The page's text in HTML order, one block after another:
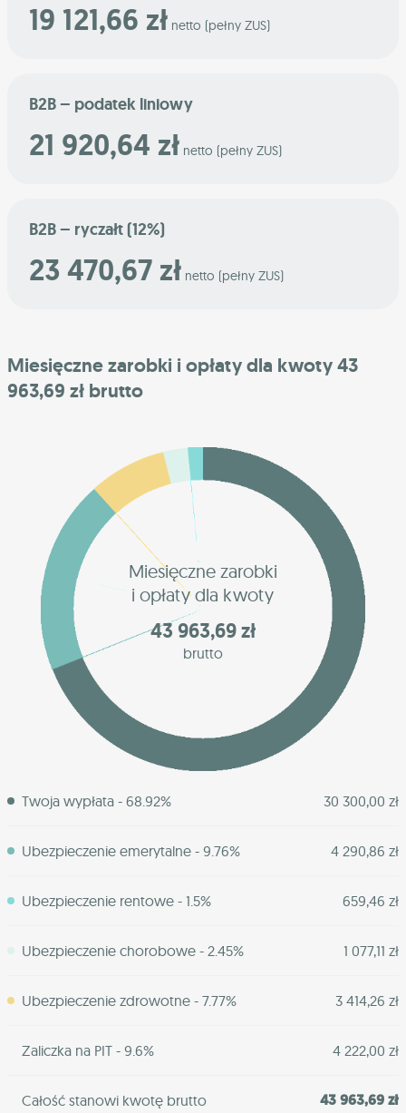
19 121,66 zł netto (pełny ZUS)
B2B – podatek liniowy
21 920,64 zł netto (pełny ZUS)
B2B – ryczałt (12%)
23 470,67 zł netto (pełny ZUS)
Miesięczne zarobki i opłaty dla kwoty 43
963,69 zł brutto
Miesięczne zarobki
i opłaty dla kwoty
43 963,69 zł
brutto
Twoja wypłata - 68.92% 30 300,00 zł
Ubezpieczenie emerytalne - 9.76% 4 290,86 zł
Ubezpieczenie rentowe - 1.5% 659,46 zł
Ubezpieczenie chorobowe - 2.45% 1 077,11 zł
Ubezpieczenie zdrowotne - 7.77% 3 414,26 zł
Zaliczka na PIT - 9.6% 4 222,00 zł
Całość stanowi kwotę brutto 43 963,69 zł